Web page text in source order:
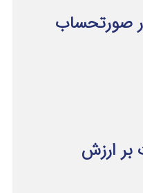
صورتحساب
بر ارزش